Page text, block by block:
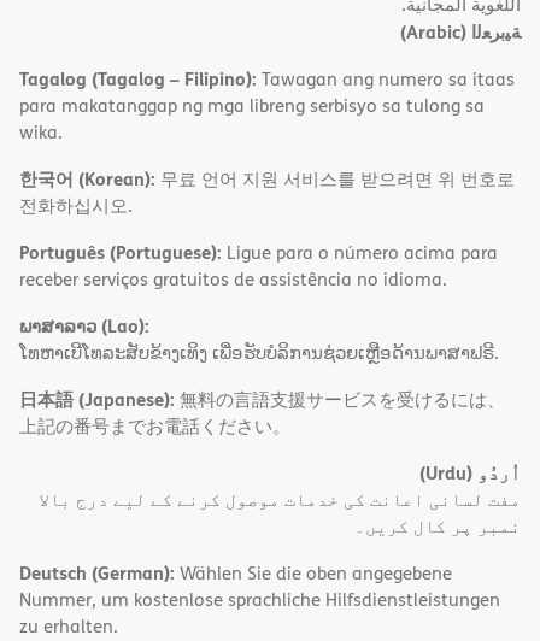
ﺔﯿﺑﺮﻌﻟا (Arabic)
Tagalog (Tagalog – Filipino): Tawagan ang numero sa itaas
para makatanggap ng mga libreng serbisyo sa tulong sa
wika.
한국어 (Korean): 무료 언어 지원 서비스를 받으려면 위 번호로
전화하십시오.
Português (Portuguese): Ligue para o número acima para
receber serviços gratuitos de assistência no idioma.
ພາສາລາວ (Lao):
ໂທຫາເບີໂທລະສັບຂ້າງເທິງ ເພື່ອຮັບບໍລິການຊ່ວຍເຫຼືອດ້ານພາສາຟຣີ.
日本語 (Japanese): 無料の言語支援サービスを受けるには、
上記の番号までお電話ください。
اُردُو (Urdu)
مفت لسانی اعانت کی خدمات موصول کرنے کے لیے درج بالا
نمبر پر کال کریں۔
Deutsch (German): Wählen Sie die oben angegebene
Nummer, um kostenlose sprachliche Hilfsdienstleistungen
zu erhalten.